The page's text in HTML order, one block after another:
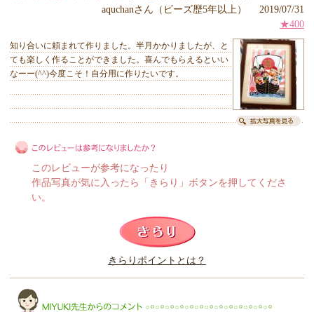
aquchanさん（ビーズ歴5年以上） 2019/07/31
★400
知り合いに頼まれて作りました。半月かかりましたが、と
ても楽しく作ることができました。喜んでもらえるといい
なーー(^^)今度こそ！自分用に作りたいです。
このレビューは参考になりましたか？
このレビューが参考になったり
作品写真が気に入ったら「きらり」ボタンを押してくださ
い。
きらりポイントとは？